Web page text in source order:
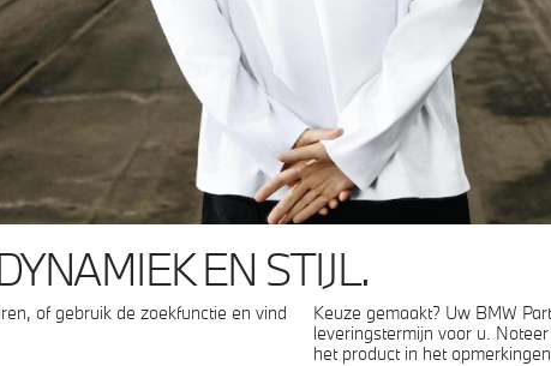
EN STIJL.
of gebruik de zoekfunctie en vind
Keuze gemaakt? Uw BMW
leveringstermijn voor u.
het product in het